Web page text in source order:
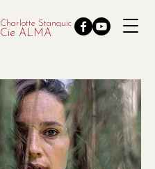
Charlotte Stanquic
Cie ALMA